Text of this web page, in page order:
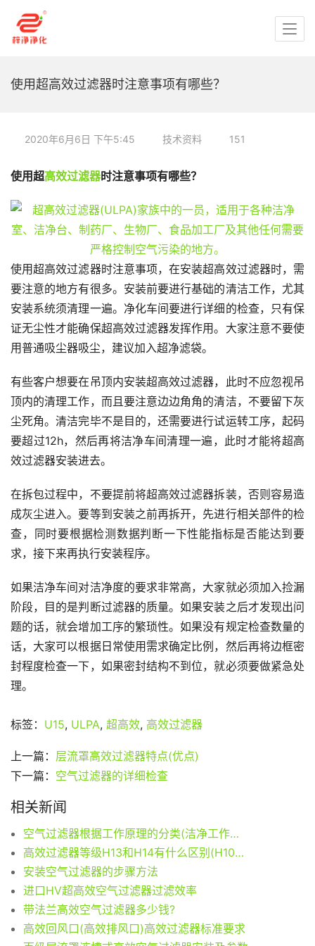
使用超高效过滤器时注意事项有哪些？
2020年6月6日 下午5:45 技术资料 151
使用超高效过滤器时注意事项有哪些？
使用超高效过滤器时注意事项，在安装超高效过滤器时，需
要注意的地方有很多。安装前要进行基础的清洁工作，尤其
安装系统须清理一遍。净化车间要进行详细的检查，只有保
证无尘性才能确保超高效过滤器发挥作用。大家注意不要使
用普通吸尘器吸尘，建议加入超净滤袋。
有些客户想要在吊顶内安装超高效过滤器，此时不应忽视吊
顶内的清理工作，而且要注意边边角角的清洁，不要留下灰
尘死角。清洁完毕不是目的，还需要进行试运转工序，起码
要超过12h，然后再将洁净车间清理一遍，此时才能将超高
效过滤器安装进去。
在拆包过程中，不要提前将超高效过滤器拆装，否则容易造
成灰尘进入。要等到安装之前再拆开，先进行相关部件的检
查，同时要根据检测数据判断一下性能指标是否能达到要
求，接下来再执行安装程序。
如果洁净车间对洁净度的要求非常高，大家就必须加入捡漏
阶段，目的是判断过滤器的质量。如果安装之后才发现出问
题的话，就会增加工序的繁琐性。如果没有规定检查数量的
话，大家可以根据日常使用需求确定比例，然后再将边框密
封程度检查一下，如果密封结构不到位，就必须要做紧急处
理。
标签： U15, ULPA, 超高效, 高效过滤器
上一篇： 层流罩高效过滤器特点(优点)
下一篇： 空气过滤器的详细检查
相关新闻
空气过滤器根据工作原理的分类(洁净工作台,风淋室,层流罩)
高效过滤器等级H13和H14有什么区别(H10、H11、H12、H13、H14)
安装空气过滤器的步骤方法
进口HV超高效空气过滤器过滤效率
带法兰高效空气过滤器多少钱?
高效回风口(高效排风口)高效过滤器标准要求